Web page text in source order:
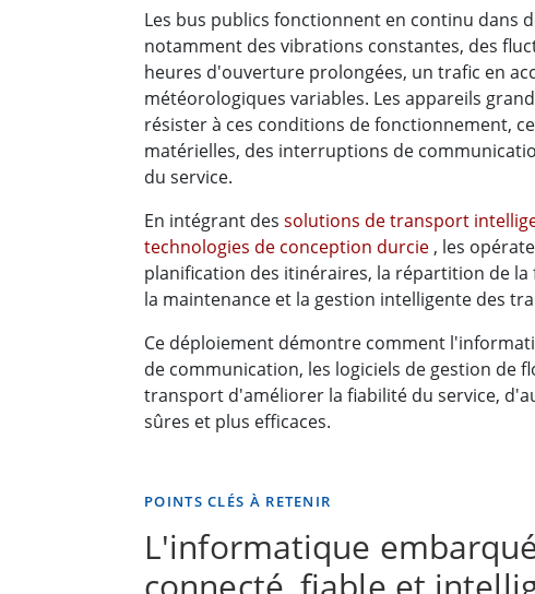
Les bus publics fonctionnent en continu dans
notamment des vibrations constantes, des
heures d'ouverture prolongées, un trafic en
météorologiques variables. Les appareils
résister à ces conditions de fonctionnement,
matérielles, des interruptions de
du service.
En intégrant des solutions de transport
technologies de conception durcie , les
planification des itinéraires, la répartition de
la maintenance et la gestion intelligente des
Ce déploiement démontre comment
de communication, les logiciels de gestion de
transport d'améliorer la fiabilité du service,
sûres et plus efficaces.
POINTS CLÉS À RETENIR
L'informatique